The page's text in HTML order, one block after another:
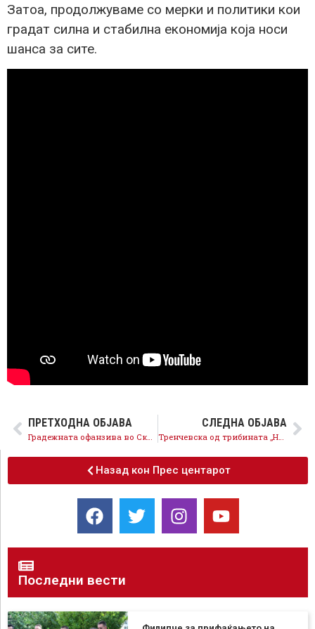
Затоа, продолжуваме со мерки и политики кои
градат силна и стабилна економија која носи
шанса за сите.
ПРЕТХОДНА ОБЈАВА
Градежната офанзива во Скопје продолжува – завршена втората фаза од реконструкцијата на булевар Никола Карев
СЛЕДНА ОБЈАВА
Тренчевска од трибината „Најдоброто за нашата општина“: Централно место во нашите политики имаат граѓаните, нивните потреби и приоритети, затоа довербата во СДСМ постојано расте
Назад кон Прес центарот
Последни вести